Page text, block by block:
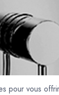
pour vous